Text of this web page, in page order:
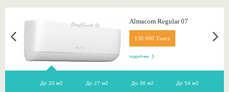
Almacom Regular 07
130 000 Тенге
подробнее
До 20 м2 До 27 м2 До 36 м2 До 54 м2